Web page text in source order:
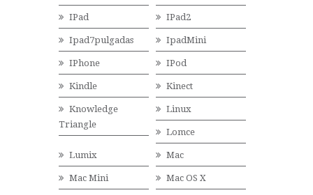
IPad IPad2
Ipad7pulgadas IpadMini
IPhone IPod
Kindle Kinect
Knowledge
Triangle
Linux
Lomce
Lumix Mac
Mac Mini Mac OS X